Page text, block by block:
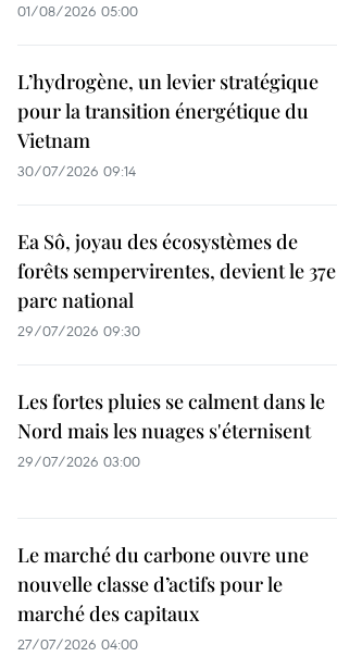
01/08/2026 05:00
L’hydrogène, un levier stratégique
pour la transition énergétique du
Vietnam
30/07/2026 09:14
Ea Sô, joyau des écosystèmes de
forêts sempervirentes, devient le 37e
parc national
29/07/2026 09:30
Les fortes pluies se calment dans le
Nord mais les nuages s'éternisent
29/07/2026 03:00
Le marché du carbone ouvre une
nouvelle classe d’actifs pour le
marché des capitaux
27/07/2026 04:00